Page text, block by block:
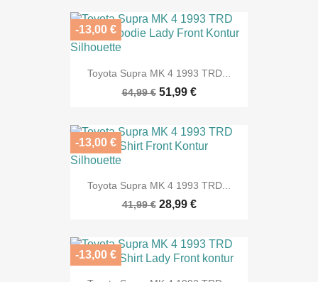
Toyota Supra MK 4 1993 TRD...
64,99 € 51,99 €
-13,00 €
Toyota Supra MK 4 1993 TRD...
41,99 € 28,99 €
-13,00 €
-13,00 €